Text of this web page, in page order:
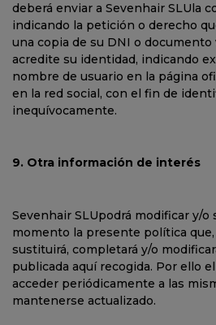
deberá enviar a Sevenhair SLUla
indicando la petición o derecho
una copia de su DNI o
acredite su identidad, indicando
nombre de usuario en la página
en la red social, con el fin de
inequívocamente.
9. Otra información de interés
Sevenhair SLUpodrá modificar y/
momento la presente política que,
sustituirá, completará y/o
publicada aquí recogida. Por ello
acceder periódicamente a las
mantenerse actualizado.